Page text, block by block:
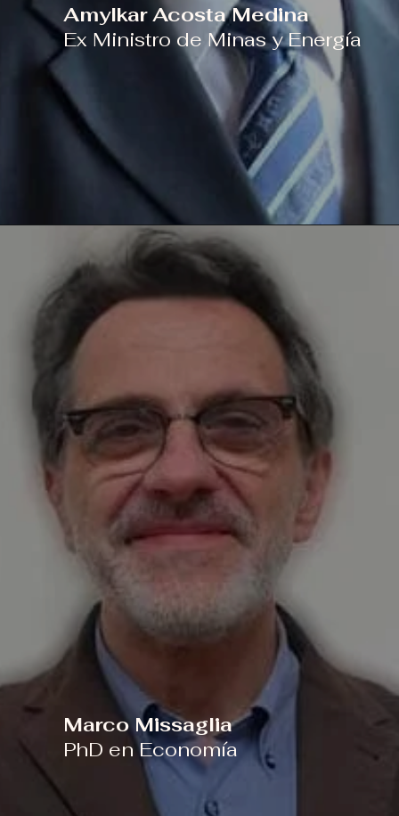
Amylkar Acosta Medina
Ex Ministro de Minas y Energía
Marco Missaglia
PhD en Economía